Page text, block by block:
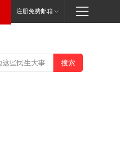
注册免费邮箱